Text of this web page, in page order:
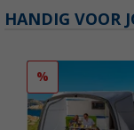
HANDIG VOOR
%